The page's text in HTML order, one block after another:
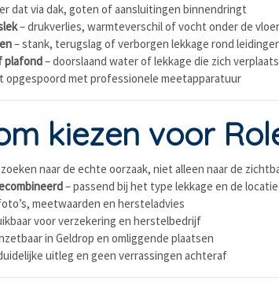
dat via dak, goten of aansluitingen binnendringt
– drukverlies, warmteverschil of vocht onder de vloer
– stank, terugslag of verborgen lekkage rond
plafond– doorslaand water of lekkage die zich
opgespoord met professionele meetapparatuur
kiezen voor
naar de echte oorzaak, niet alleen naar de
– passend bij het type lekkage en de locatie
meetwaarden en hersteladvies
voor verzekering en herstelbedrijf
in Geldrop en omliggende plaatsen
uitleg en geen verrassingen achteraf